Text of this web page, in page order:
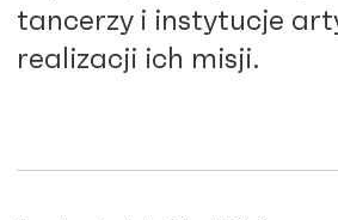
tancerzy i instytucje
realizacji ich misji.